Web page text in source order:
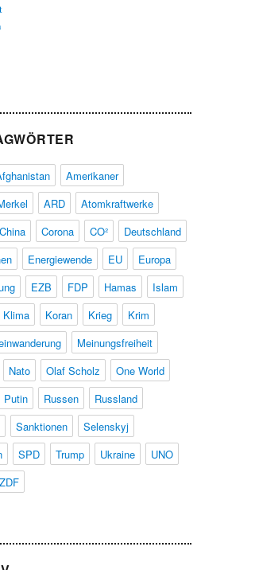
Amerikaner
ARD
Atomkraftwerke
China Corona CO²
Deutschland
Energiewende EU
Europa
EZB FDP Hamas
Islam
Klima Koran Krieg
Krim
Meinungsfreiheit
Nato Olaf Scholz
One World
Putin Russen
Russland
Sanktionen
Selenskyj
SPD Trump Ukraine
UNO
ZDF